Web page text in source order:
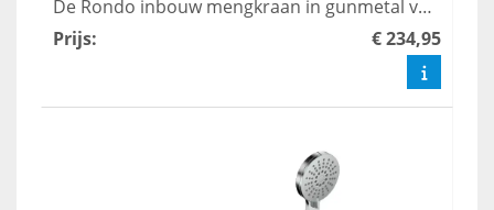
De Rondo inbouw mengkraan in gunmetal voegt een industriële chic toe aan uw badkamer, dankzij zijn moderne design en praktische uitloop van 20 cm. Deze kraan is de perfecte mix van stijl en functionaliteit, waardoor uw badkamer een eigentijdse uitstraling krijgt. Maak uw badkamer compleet met deze stijlvolle en duurzame toevoeging.
Prijs: € 234,95